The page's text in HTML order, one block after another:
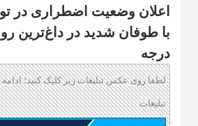
اعلان وضعیت اضطراری در
درجه
لطفا روی عکس تبلیغات زیر کلیک کنید؛
تبلیغات